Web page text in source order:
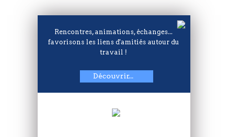
Rencontres, animations, échanges...
favorisons les liens d'amitiés autour du
travail !
Découvrir...